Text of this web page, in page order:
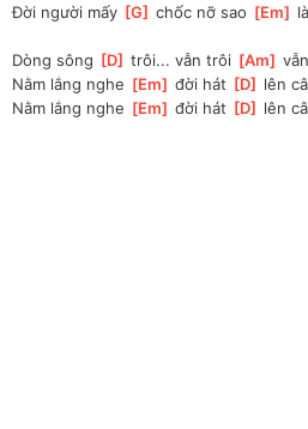
Đời người mấy [G ] chốc nỡ sao [Em
Dòng sông [D ] trôi... vẫn trôi [Am ]
Nằm lắng nghe [Em ] đời hát [D lên
Nằm lắng nghe [Em ] đời hát [D lên